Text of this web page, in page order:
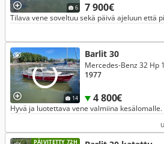
6 7 900€
Tilava vene soveltuu sekä päivä ajeluun että
14
Barlit 30
4 800€
Mercedes-Benz 32 Hp
1977
Hyvä ja luotettava vene valmiina kesälomalle.
PÄIVITETTY 72H